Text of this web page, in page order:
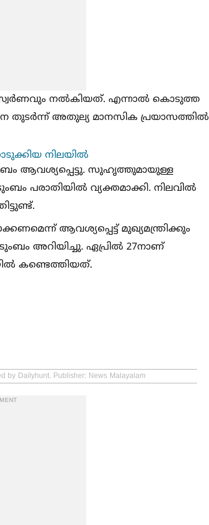
നല്‍കിയത്. എന്നാല്‍ കൊടുത്ത
തുടർന്ന് അതുല്യ മാനസിക പ്രയാസത്തില്‍
നിലയില്‍
ആവശ്യപ്പെട്ടു. സുഹൃത്തുമായുള്ള
പരാതിയില്‍ വ്യക്തമാക്കി. നിലവില്‍
ആവശ്യപ്പെട്ട് മുഖ്യമന്ത്രിക്കും
അറിയിച്ചു. ഏപ്രില്‍ 27നാണ്
കണ്ടെത്തിയത്.
by Dailyhunt. Publisher: News Malayalam